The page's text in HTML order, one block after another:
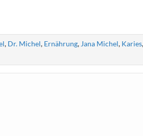
, Dr. Michel, Ernährung, Jana Michel, Karies,